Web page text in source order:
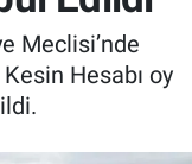
Meclisi’nde
Hesabı oy